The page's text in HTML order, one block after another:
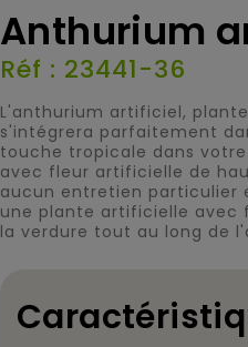
Anthurium
Réf : 23441-36
L'anthurium artificiel,
s'intégrera parfaitement
touche tropicale dans
avec fleur artificielle de
aucun entretien particulier
une plante artificielle avec
la verdure tout au long de